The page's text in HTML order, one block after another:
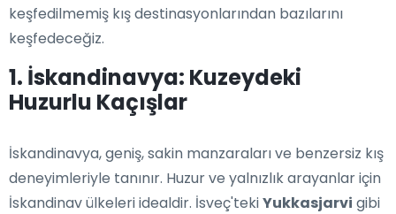
keşfedilmemiş kış destinasyonlarından bazılarını
keşfedeceğiz.
1. İskandinavya: Kuzeydeki
Huzurlu Kaçışlar
İskandinavya, geniş, sakin manzaraları ve benzersiz kış
deneyimleriyle tanınır. Huzur ve yalnızlık arayanlar için
İskandinav ülkeleri idealdir. İsveç'tekiYukkasjarvi gibi